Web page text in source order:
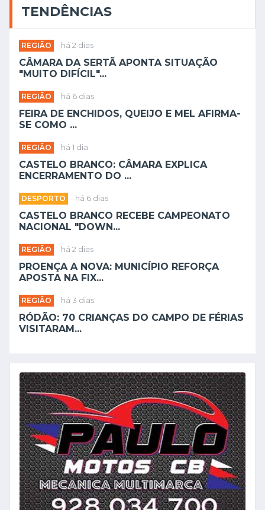
TENDÊNCIAS
REGIÃO há 2 dias
CÂMARA DA SERTÃ APONTA SITUAÇÃO
"MUITO DIFÍCIL"...
REGIÃO há 6 dias
FEIRA DE ENCHIDOS, QUEIJO E MEL AFIRMA-
SE COMO ...
REGIÃO há 1 dia
CASTELO BRANCO: CÂMARA EXPLICA
ENCERRAMENTO DO ...
DESPORTO há 6 dias
CASTELO BRANCO RECEBE CAMPEONATO
NACIONAL "DOWN...
REGIÃO há 2 dias
PROENÇA A NOVA: MUNICÍPIO REFORÇA
APOSTA NA FIX...
REGIÃO há 3 dias
RÓDÃO: 70 CRIANÇAS DO CAMPO DE FÉRIAS
VISITARAM...